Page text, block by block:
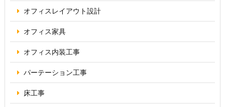
オフィス レイアウト設計
オフィス家具
オフィス内装工事
パーテーション工事
床工事